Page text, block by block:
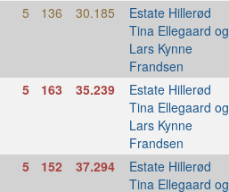
5 136 30.185 Estate Hillerød
Tina Ellegaard og
Lars Kynne
Frandsen
5 163 35.239 Estate Hillerød
Tina Ellegaard og
Lars Kynne
Frandsen
5 152 37.294 Estate Hillerød
Tina Ellegaard og